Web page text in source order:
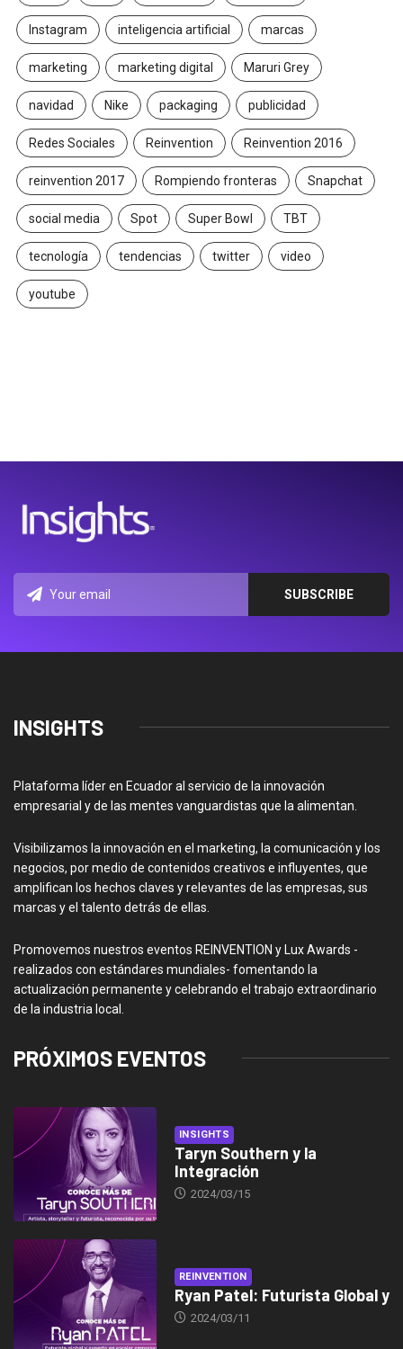
Instagram inteligencia artificial marcas
marketing marketing digital Maruri Grey
navidad Nike packaging publicidad
Redes Sociales Reinvention Reinvention 2016
reinvention 2017 Rompiendo fronteras Snapchat
social media Spot Super Bowl TBT
tecnología tendencias twitter video
youtube
INSIGHTS
Plataforma líder en Ecuador al servicio de la innovación
empresarial y de las mentes vanguardistas que la alimentan.
Visibilizamos la innovación en el marketing, la comunicación y los
negocios, por medio de contenidos creativos e influyentes, que
amplifican los hechos claves y relevantes de las empresas, sus
marcas y el talento detrás de ellas.
Promovemos nuestros eventos REINVENTION y Lux Awards -
realizados con estándares mundiales- fomentando la
actualización permanente y celebrando el trabajo extraordinario
de la industria local.
PRÓXIMOS EVENTOS
INSIGHTS
Taryn Southern y la
Integración
2024/03/15
REINVENTION
Ryan Patel: Futurista Global y
2024/03/11